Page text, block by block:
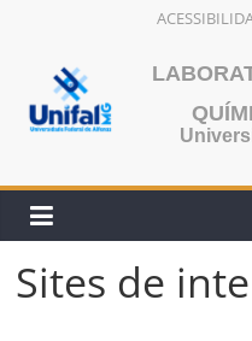
conteúdo
Sites de